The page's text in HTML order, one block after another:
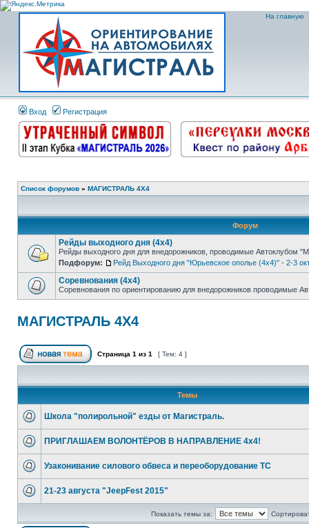
На главную
Вход Регистрация
Список форумов » МАГИСТРАЛЬ 4Х4
Форум
Рейды выходного дня (4х4)
Рейды выходного дня для внедорожников, проводимые Автоклубом
Подфорум:
Рейд Выходного дня "Юрьевское ополье (4х4)" - 2-3
Соревнования (4х4)
Соревнования по ориентированию для внедорожников проводимые
МАГИСТРАЛЬ 4Х4
Страница 1 из 1 [ Тем: 4 ]
Темы
Школа "полирольной" езды от Магистраль.
ПРИГЛАШАЕМ ВОЛОНТЁРОВ В НАПРАВЛЕНИЕ 4х4!
Узаконивание силового обвеса и переоборудование ТС
21-23 августа "JeepFest 2015"
Показать темы за: